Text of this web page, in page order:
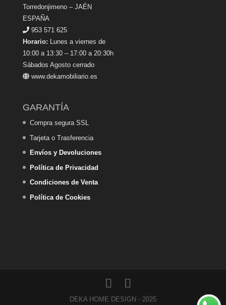
Torredonjimeno – JAÉN
ESPAÑA
953 571 625
Horario: Lunes a viernes de
10:00 a 13:30 – 17:00 a 20:30h
Sábados Agosto cerrado
www.dekamobiliario.es
GARANTÍA
Compra segura SSL
Tarjeta o Trasferencia
Envíos y Devoluciones
Política de Privacidad
Condiciones de Venta
Política de Cookies
DEKA HOME DESIGN - 2025